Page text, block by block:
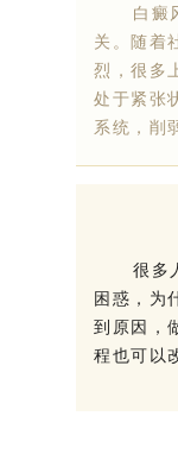
白癜风
关。随着
烈，很多
处于紧张
系统，削
很多人
困惑，为
到原因，
程也可以